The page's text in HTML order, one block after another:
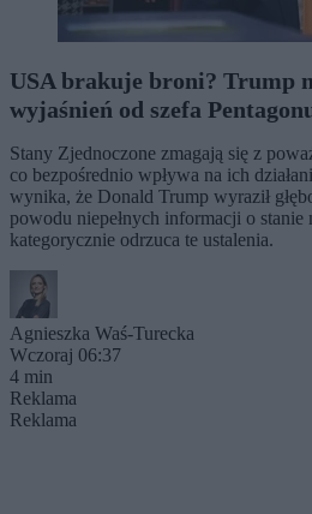
USA brakuje broni? Trump
wyjaśnień od szefa
Stany Zjednoczone zmagają się z
co bezpośrednio wpływa na ich
wynika, że Donald Trump wyraził
powodu niepełnych informacji o stanie
kategorycznie odrzuca te ustalenia.
Agnieszka Waś-Turecka
Wczoraj 06:37
4 min
Reklama
Reklama